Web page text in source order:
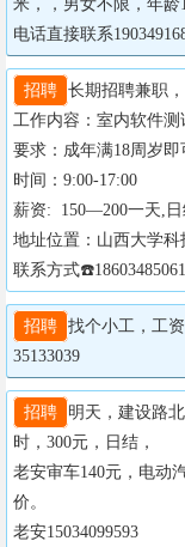
米，，男女不限，年龄
电话直接联系
招聘 长期招聘兼职
工作内容：室内软件
要求：成年满18周岁即
时间：9:00-17:00
薪资:  150—200一天,
地址位置：山西大学科
联系方式
招聘 找个小工，工
35133039
招聘
明天，建设路
时，300元，日结，
老安审车140元，电动
价。
老安15034099593